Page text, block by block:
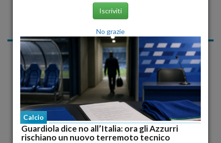
2 4 5 7 ... »
Altri Sport
Iscriviti
No grazie
Calcio
Guardiola dice no all’Italia: ora gli Azzurri
rischiano un nuovo terremoto tecnico